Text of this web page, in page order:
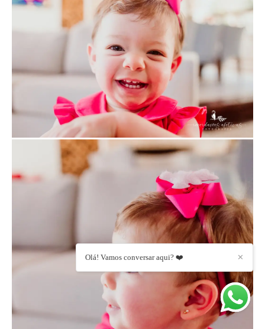
✕
Olá! Vamos conversar aqui? ❤️